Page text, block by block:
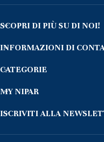
SCOPRI DI PIÙ SU DI NOI!
INFORMAZIONI DI
CATEGORIE
MY NIPAR
ISCRIVITI ALLA